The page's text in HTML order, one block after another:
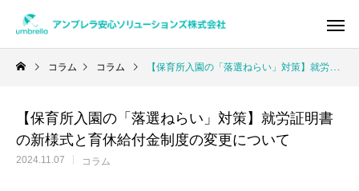
Warning
/home/xs950486/umbrella-
コラム コラム 【保育所入園の「落選ねらい」対策】就労証明書の新様式と育休給付金制度の変更について
【保育所入園の「落選ねらい」対策】就労証明書
の新様式と育休給付金制度の変更について
2024.11.07 コラム